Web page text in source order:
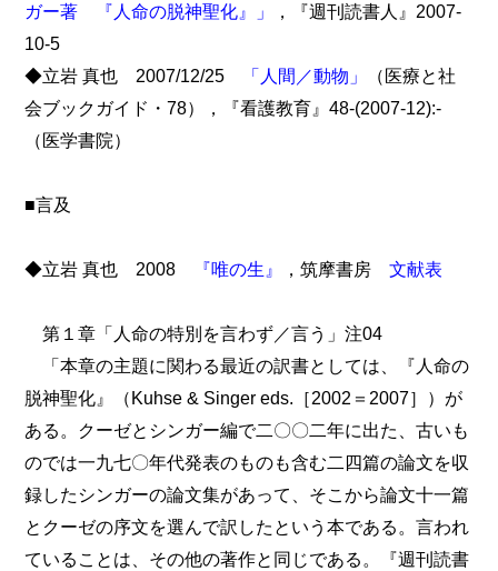
ガー著 『人命の脱神聖化』」
，『週刊読書人』2007-
10-5
◆立岩 真也 2007/12/25
「人間／動物」
（医療と社
会ブックガイド・78），『看護教育』48-(2007-12):-
（医学書院）
■言及
◆立岩 真也 2008 『唯の生』 ，筑摩書房文献表
第１章「人命の特別を言わず／言う」注04
「本章の主題に関わる最近の訳書としては、『人命の
脱神聖化』（Kuhse & Singer eds.［2002＝2007］）が
ある。クーゼとシンガー編で二〇〇二年に出た、古いも
のでは一九七〇年代発表のものも含む二四篇の論文を収
録したシンガーの論文集があって、そこから論文十一篇
とクーゼの序文を選んで訳したという本である。言われ
ていることは、その他の著作と同じである。『週刊読書